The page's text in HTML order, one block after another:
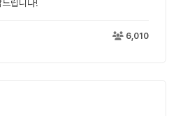
립니다!
6,010